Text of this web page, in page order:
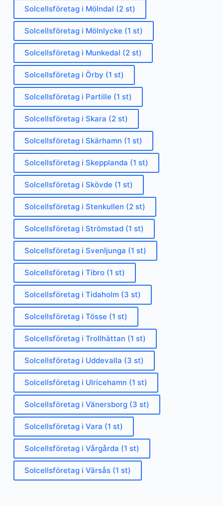
Solcellsföretag i Mölndal (2 st)
Solcellsföretag i Mölnlycke (1 st)
Solcellsföretag i Munkedal (2 st)
Solcellsföretag i Örby (1 st)
Solcellsföretag i Partille (1 st)
Solcellsföretag i Skara (2 st)
Solcellsföretag i Skärhamn (1 st)
Solcellsföretag i Skepplanda (1 st)
Solcellsföretag i Skövde (1 st)
Solcellsföretag i Stenkullen (2 st)
Solcellsföretag i Strömstad (1 st)
Solcellsföretag i Svenljunga (1 st)
Solcellsföretag i Tibro (1 st)
Solcellsföretag i Tidaholm (3 st)
Solcellsföretag i Tösse (1 st)
Solcellsföretag i Trollhättan (1 st)
Solcellsföretag i Uddevalla (3 st)
Solcellsföretag i Ulricehamn (1 st)
Solcellsföretag i Vänersborg (3 st)
Solcellsföretag i Vara (1 st)
Solcellsföretag i Vårgårda (1 st)
Solcellsföretag i Värsås (1 st)